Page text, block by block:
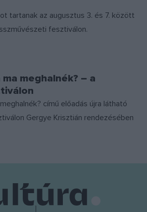
tartanak az augusztus 3. és 7. között
fesztiválon.
meghalnék? – a
című előadás újra látható
Gergye Krisztián rendezésében